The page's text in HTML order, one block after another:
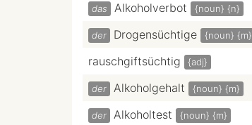
das Alkoholverbot {noun} {n}
der Drogensüchtige {noun} {m}
rauschgiftsüchtig {adj}
der Alkoholgehalt {noun} {m}
der Alkoholtest {noun} {m}